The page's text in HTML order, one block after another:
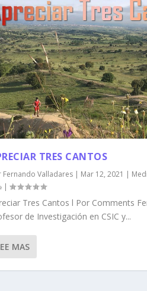
TRES CANTOS
Fernando Valladares | Mar 12, 2021 |
|
Tres Cantos l Por Comments
de Investigación en CSIC y...
MAS